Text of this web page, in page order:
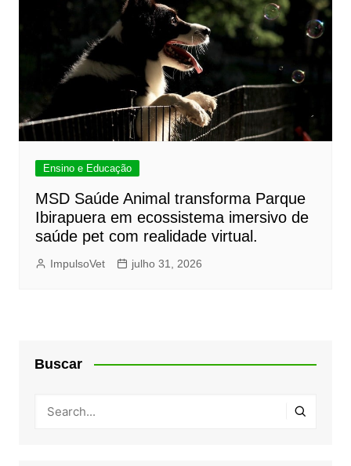
Ensino e Educação
MSD Saúde Animal transforma Parque
Ibirapuera em ecossistema imersivo de
saúde pet com realidade virtual.
ImpulsoVet julho 31, 2026
Buscar